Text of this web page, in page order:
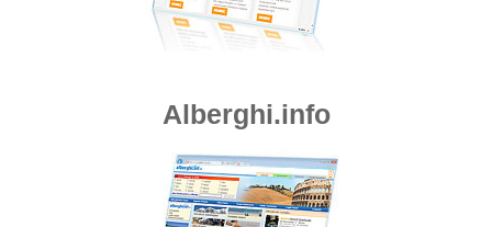
Alberghi.info